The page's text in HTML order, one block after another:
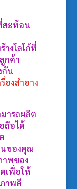
สะท้อน
งโลโก้ที่
กค้า
กัน
องสำอาง
ารถผลิต
ถือได้
ของคุณ
พของ
เพื่อให้
าพดี